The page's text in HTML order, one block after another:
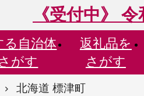
《受付中》
る 自治体
がす
返礼品を
さがす
北海道 標津町